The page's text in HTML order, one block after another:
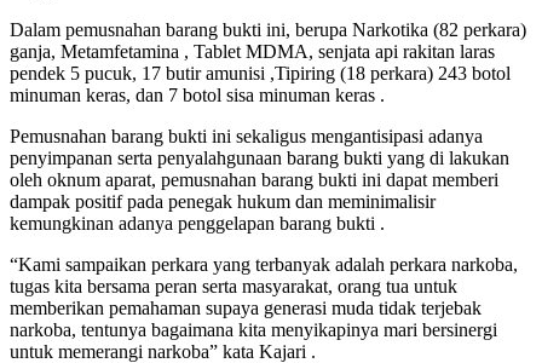
Dalam pemusnahan barang bukti ini, berupa Narkotika (82 perkara)
ganja, Metamfetamina , Tablet MDMA, senjata api rakitan laras
pendek 5 pucuk, 17 butir amunisi ,Tipiring (18 perkara) 243 botol
minuman keras, dan 7 botol sisa minuman keras .
Pemusnahan barang bukti ini sekaligus mengantisipasi adanya
penyimpanan serta penyalahgunaan barang bukti yang di lakukan
oleh oknum aparat, pemusnahan barang bukti ini dapat memberi
dampak positif pada penegak hukum dan meminimalisir
kemungkinan adanya penggelapan barang bukti .
“Kami sampaikan perkara yang terbanyak adalah perkara narkoba,
tugas kita bersama peran serta masyarakat, orang tua untuk
memberikan pemahaman supaya generasi muda tidak terjebak
narkoba, tentunya bagaimana kita menyikapinya mari bersinergi
untuk memerangi narkoba” kata Kajari .